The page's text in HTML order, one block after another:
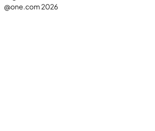
@one.com 2026